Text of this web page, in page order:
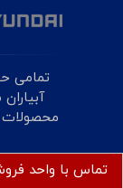
تمامی
محصولات
تماس با واحد